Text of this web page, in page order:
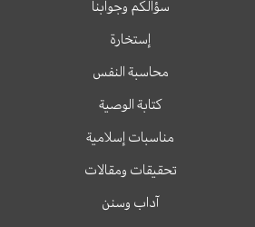
سؤالكم وجوابنا
إستخارة
محاسبة النفس
كتابة الوصية
مناسبات إسلامية
تحقيقات ومقالات
آداب وسنن